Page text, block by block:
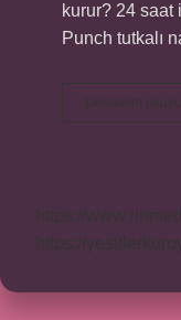
kurur? 24 saat
Punch tutkalı
Devamını
https://
https://